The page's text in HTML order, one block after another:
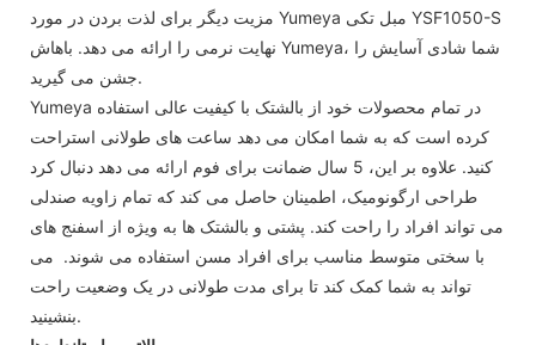
مزیت دیگر برای لذت بردن در مورد Yumeya مبل تکی YSF1050-S
نهایت نرمی را ارائه می دهد. باهاش Yumeya، شما شادی آسایش را
جشن می گیرید.
Yumeya در تمام محصولات خود از بالشتک با کیفیت عالی استفاده
کرده است که به شما امکان می دهد ساعت های طولانی استراحت
کنید. علاوه بر این، 5 سال ضمانت برای فوم ارائه می دهد دنبال کرد
طراحی ارگونومیک، اطمینان حاصل می کند که تمام زاویه صندلی
می تواند افراد را راحت کند. پشتی و بالشتک ها به ویژه از اسفنج های
با سختی متوسط ​​مناسب برای افراد مسن استفاده می شوند. می
تواند به شما کمک کند تا برای مدت طولانی در یک وضعیت راحت
بنشینید.